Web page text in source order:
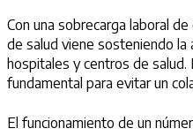
Con una sobrecarga laboral
de salud viene sosteniendo la
hospitales y centros de
fundamental para evitar un
El funcionamiento de un